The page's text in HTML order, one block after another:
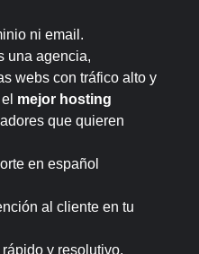
ni email.
una agencia,
webs con tráfico alto y
mejor hosting
que quieren
en español
al cliente en tu
y resolutivo.